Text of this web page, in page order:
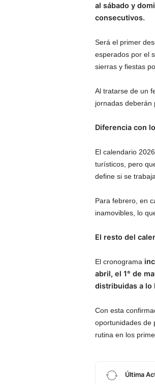
al sábado y
consecutivos.
Será el primer
esperados por el
sierras y fiestas
Al tratarse de un
jornadas deberán
Diferencia con
El calendario
turísticos, pero
define si se
Para febrero, en
inamovibles, lo
El resto del
El cronograma
abril, el 1° de
distribuidas a lo
Con esta
oportunidades de
rutina en los
Última